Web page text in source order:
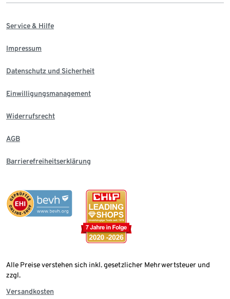
Service & Hilfe
Impressum
Datenschutz und Sicherheit
Einwilligungsmanagement
Widerrufsrecht
AGB
Barrierefreiheitserklärung
Alle Preise verstehen sich inkl. gesetzlicher Mehrwertsteuer und
zzgl.
Versandkosten